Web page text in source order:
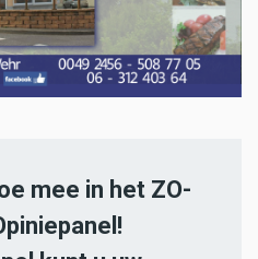
mee in het ZO-